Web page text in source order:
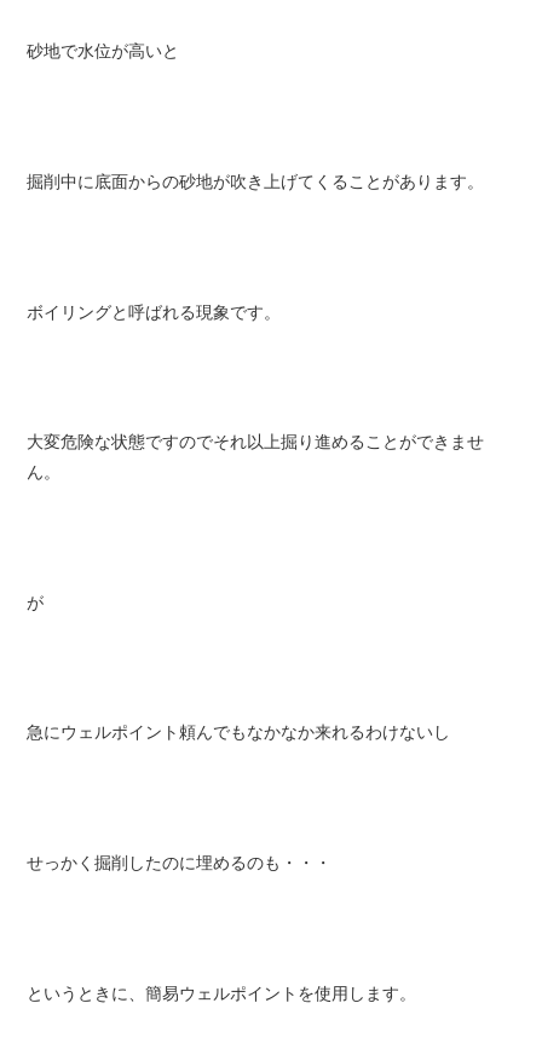
砂地で水位が高いと
掘削中に底面からの砂地が吹き上げてくることがあります。
ボイリングと呼ばれる現象です。
大変危険な状態ですのでそれ以上掘り進めることができませ
ん。
が
急にウェルポイント頼んでもなかなか来れるわけないし
せっかく掘削したのに埋めるのも・・・
というときに、簡易ウェルポイントを使用します。